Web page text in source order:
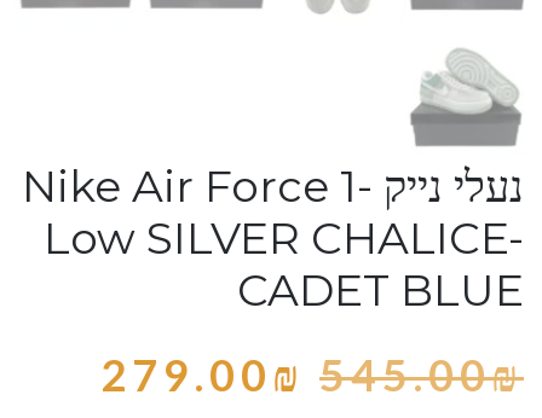
נעלי נייק -Nike Air Force 1
Low SILVER CHALICE-
CADET BLUE
545.00₪
279.00₪